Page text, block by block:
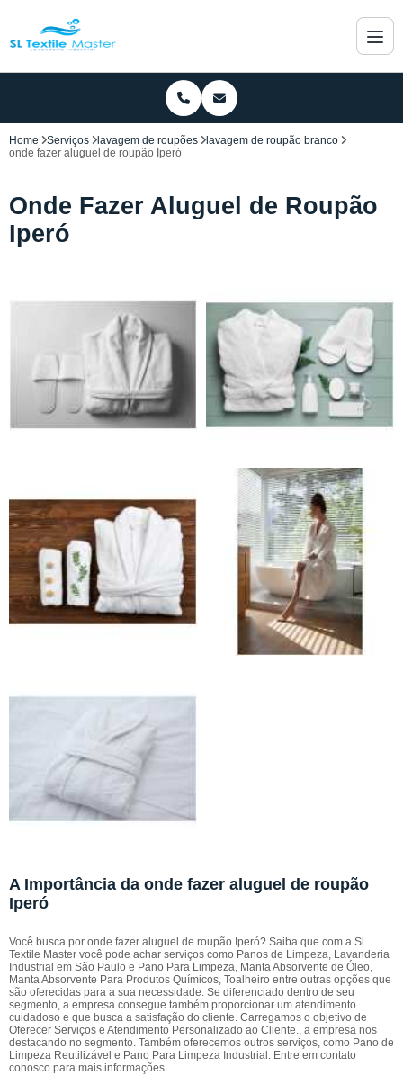
Home Serviços lavagem de roupões
lavagem de roupão branco
onde fazer aluguel de roupão Iperó
Onde Fazer Aluguel de Roupão
Iperó
A Importância da onde fazer aluguel de roupão
Iperó
Você busca por onde fazer aluguel de roupão Iperó? Saiba que com a Sl
Textile Master você pode achar serviços como Panos de Limpeza, Lavanderia
Industrial em São Paulo e Pano Para Limpeza, Manta Absorvente de Óleo,
Manta Absorvente Para Produtos Químicos, Toalheiro entre outras opções que
são oferecidas para a sua necessidade. Se diferenciado dentro de seu
segmento, a empresa consegue também proporcionar um atendimento
cuidadoso e que busca a satisfação do cliente. Carregamos o objetivo de
Oferecer Serviços e Atendimento Personalizado ao Cliente., a empresa nos
destacando no segmento. Também oferecemos outros serviços, como Pano de
Limpeza Reutilizável e Pano Para Limpeza Industrial. Entre em contato
conosco para mais informações.